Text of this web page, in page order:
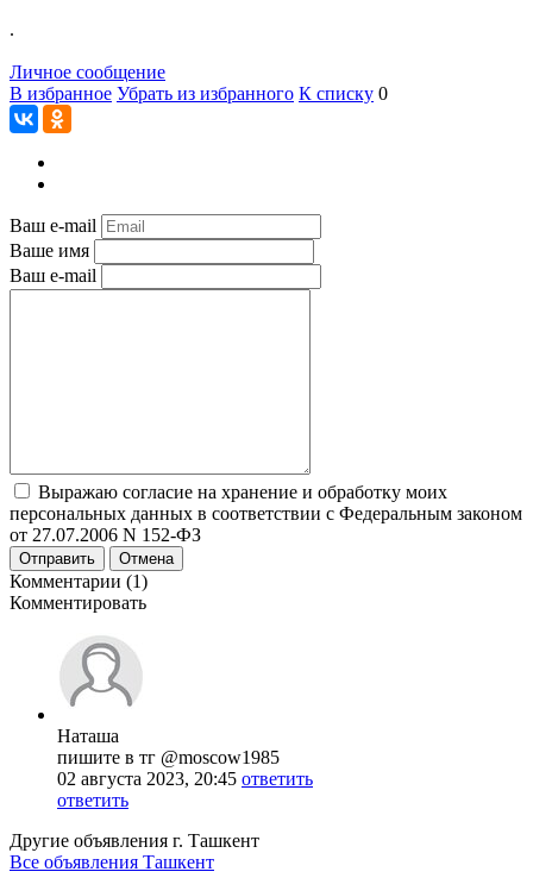
.
Личное сообщение
В избранное Убрать из избранного К списку 0
Ваш e-mail
Ваше имя
Ваш e-mail
Выражаю согласие на хранение и обработку моих
персональных данных в соответствии с Федеральным законом
от 27.07.2006 N 152-ФЗ
Отправить Отмена
Комментарии (1)
Комментировать
Наташа
пишите в тг @moscow1985
02 августа 2023, 20:45 ответить
ответить
Другие объявления г. Ташкент
Все объявления Ташкент